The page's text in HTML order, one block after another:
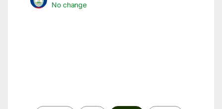
No change